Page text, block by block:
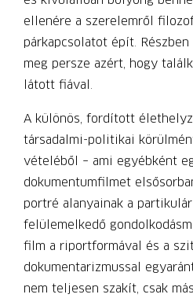
ellenére a szerelemről
párkapcsolatot épít.
meg persze azért, hogy
látott fiával.
A különös, fordított
társadalmi-politikai
vételéből – ami egyébként
dokumentumfilmet
portré alanyainak a
felülemelkedő
film a riportformával és a
dokumentarizmussal
nem teljesen szakít, csak